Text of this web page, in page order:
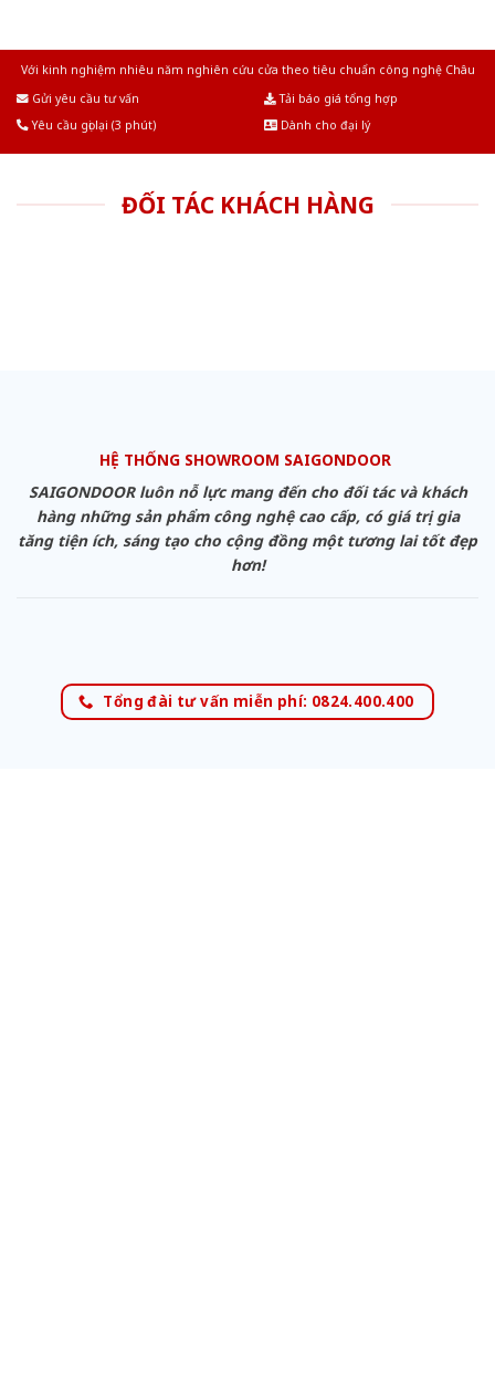
Với kinh nghiệm nhiêu năm nghiên cứu cửa theo tiêu chuẩn công nghệ Châu
Gửi yêu cầu tư vấn
Tải báo giá tổng hợp
Yêu cầu gọi lại (3 phút)
Dành cho đại lý
ĐỐI TÁC KHÁCH HÀNG
HỆ THỐNG SHOWROOM SAIGONDOOR
SAIGONDOOR luôn nỗ lực mang đến cho đối tác và khách
hàng những sản phẩm công nghệ cao cấp, có giá trị gia
tăng tiện ích, sáng tạo cho cộng đồng một tương lai tốt đẹp
hơn!
Tổng đài tư vấn miễn phí: 0824.400.400